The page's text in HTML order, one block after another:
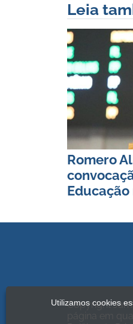
Leia
Romero
Copyright
página em
Utilizamos cookies